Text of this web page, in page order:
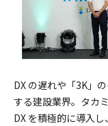
DX の遅れや「3K」
する建設業界。タカ
DX を積極的に導入